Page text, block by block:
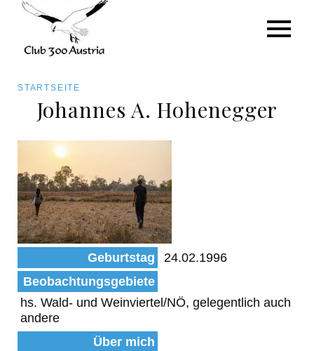
Direkt
zum
Inhalt
Pfadnavigation
STARTSEITE
Johannes A. Hohenegger
Geburtstag
24.02.1996
Beobachtungsgebiete
hs. Wald- und Weinviertel/NÖ, gelegentlich auch
andere
Über mich
Art/Species
Status
Kategorie für die Österreich-Liste
Beobachtungen